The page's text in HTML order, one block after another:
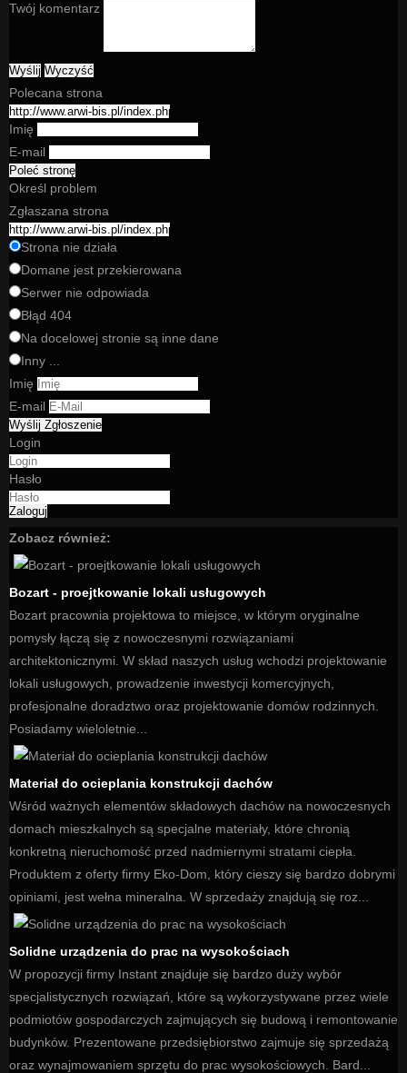
Twój komentarz
Polecana strona
Imię
E-mail
Określ problem
Zgłaszana strona
Strona nie działa
Domane jest przekierowana
Serwer nie odpowiada
Błąd 404
Na docelowej stronie są inne dane
Inny ...
Imię
E-mail
Login
Hasło
Zobacz również:
Bozart - proejtkowanie lokali usługowych
Bozart pracownia projektowa to miejsce, w którym oryginalne
pomysły łączą się z nowoczesnymi rozwiązaniami
architektonicznymi. W skład naszych usług wchodzi projektowanie
lokali usługowych, prowadzenie inwestycji komercyjnych,
profesjonalne doradztwo oraz projektowanie domów rodzinnych.
Posiadamy wieloletnie...
Materiał do ocieplania konstrukcji dachów
Wśród ważnych elementów składowych dachów na nowoczesnych
domach mieszkalnych są specjalne materiały, które chronią
konkretną nieruchomość przed nadmiernymi stratami ciepła.
Produktem z oferty firmy Eko-Dom, który cieszy się bardzo dobrymi
opiniami, jest wełna mineralna. W sprzedaży znajdują się roz...
Solidne urządzenia do prac na wysokościach
W propozycji firmy Instant znajduje się bardzo duży wybór
specjalistycznych rozwiązań, które są wykorzystywane przez wiele
podmiotów gospodarczych zajmujących się budową i remontowanie
budynków. Prezentowane przedsiębiorstwo zajmuje się sprzedażą
oraz wynajmowaniem sprzętu do prac wysokościowych. Bard...